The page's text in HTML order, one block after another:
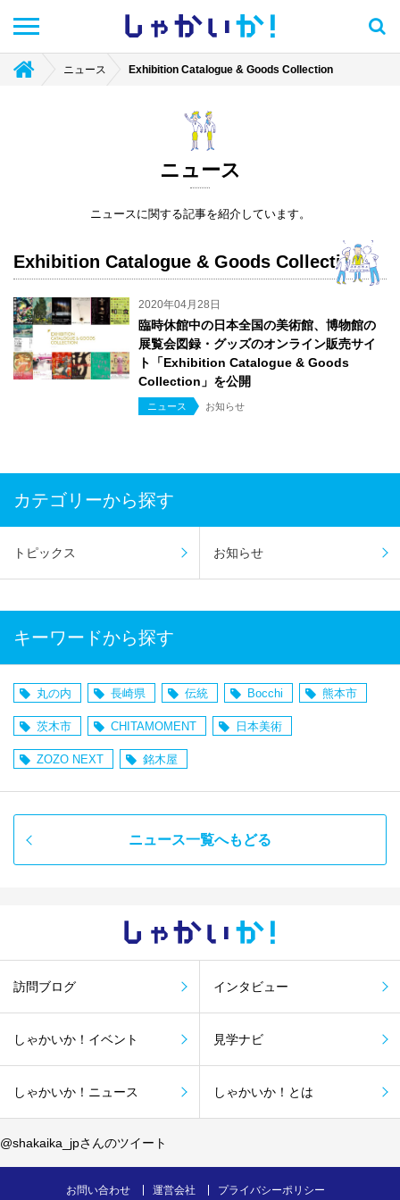
しゃかい か！
ニュース Exhibition Catalogue & Goods Collection
ニュース
ニュースに関する記事を紹介しています。
Exhibition Catalogue & Goods Collection
2020年04月28日
臨時休館中の日本全国の美術館、博物館の
展覧会図録・グッズのオンライン販売サイ
ト「Exhibition Catalogue & Goods
Collection」を公開
ニュース お知らせ
カテゴリーから探す
トピックス お知らせ
キーワードから探す
丸の内 長崎県 伝統 Bocchi 熊本市
茨木市 CHITAMOMENT 日本美術
ZOZO NEXT 銘木屋
ニュース一覧へもどる
しゃかい か！
訪問ブログ インタビュー
しゃかいか！イベント 見学ナビ
しゃかいか！ニュース しゃかいか！とは
@shakaika_jpさんのツイート
お問い合わせ 運営会社 プライバシーポリシー